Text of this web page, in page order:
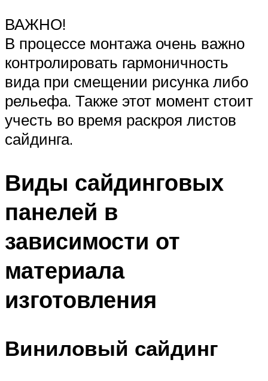
ВАЖНО!
В процессе монтажа очень важно
контролировать гармоничность
вида при смещении рисунка либо
рельефа. Также этот момент стоит
учесть во время раскроя листов
сайдинга.
Виды сайдинговых
панелей в
зависимости от
материала
изготовления
Виниловый сайдинг